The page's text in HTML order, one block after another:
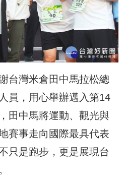
台灣米倉田中馬拉松總
員，用心舉辦邁入第14
田中馬將運動、觀光與
賽事走向國際最具代表
只是跑步，更是展現台